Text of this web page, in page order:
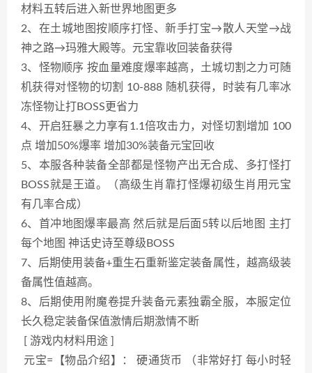
材料五转后进入新世界地图更多
2、在土城地图按顺序打怪、新手打宝→散人天堂→战
神之路→玛雅大殿等。元宝靠收回装备获得
3、怪物顺序 按血量难度爆率越高，土城切割之力可随
机获得对怪物的切割 10-888 随机获得，时装有几率冰
冻怪物让打BOSS更省力
4、开启狂暴之力享有1.1倍攻击力，对怪切割增加 100
点 增加50%爆率 增加30%装备元宝回收
5、本服各种装备全部都是怪物产出无合成、多打怪打
BOSS就是王道。（高级生肖靠打怪爆初级生肖用元宝
有几率合成）
6、首冲地图爆率最高 然后就是后面5转以后地图 主打
每个地图 神话史诗至尊级BOSS
7、后期使用装备+重生石重新鉴定装备属性，越高级装
备属性值越高。
8、后期使用附魔卷提升装备元素独霸全服，本服定位
长久稳定装备保值激情后期激情不断
[ 游戏内材料用途 ]
元宝=【物品介绍】： 硬通货币 （非常好打 每小时轻